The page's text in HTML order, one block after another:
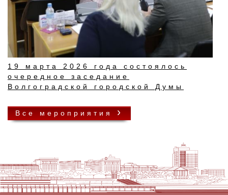
19 марта 2026 года состоялось
очередное заседание
Волгоградской городской Думы
Все мероприятия ›